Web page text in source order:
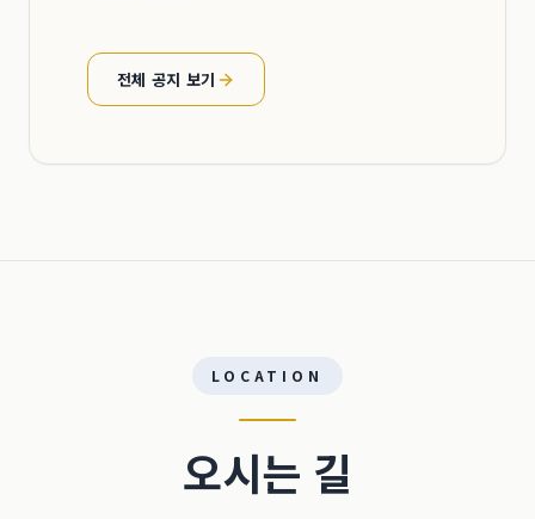
전체 공지 보기
LOCATION
오시는 길